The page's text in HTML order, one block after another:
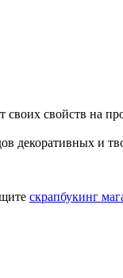
своих свойств на
декоративных и
скрапбукинг